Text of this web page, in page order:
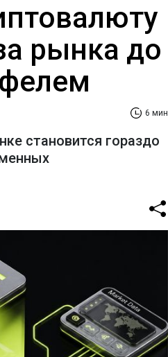
рынка до
6 мин
становится гораздо